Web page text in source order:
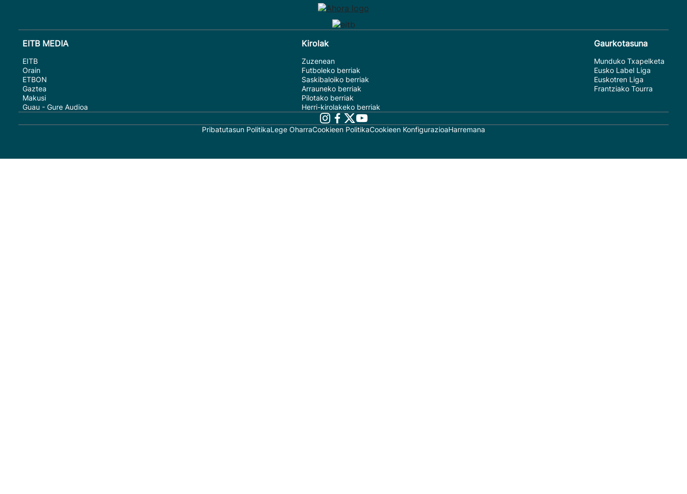
EITB MEDIA
EITB
Orain
ETBON
Gaztea
Makusi
Guau - Gure Audioa
Kirolak
Zuzenean
Futboleko berriak
Saskibaloiko berriak
Arrauneko berriak
Pilotako berriak
Herri-kirolakeko berriak
Gaurkotasuna
Munduko Txapelketa
Eusko Label Liga
Euskotren Liga
Frantziako Tourra
Pribatutasun PolitikaLege OharraCookieen PolitikaCookieen KonfigurazioaHarremana